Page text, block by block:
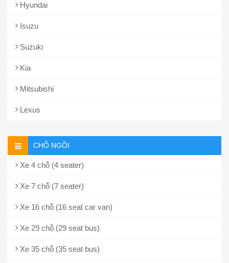
Hyundai
Isuzu
Suzuki
Kia
Mitsubishi
Lexus
CHỖ NGỒI
Xe 4 chỗ (4 seater)
Xe 7 chỗ (7 seater)
Xe 16 chỗ (16 seat car van)
Xe 29 chỗ (29 seat bus)
Xe 35 chỗ (35 seat bus)